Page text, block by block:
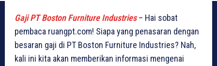
Gaji PT Boston Furniture Industries– Hai sobat
pembaca ruangpt.com! Siapa yang penasaran dengan
besaran gaji di PT Boston Furniture Industries? Nah,
kali ini kita akan memberikan informasi mengenai